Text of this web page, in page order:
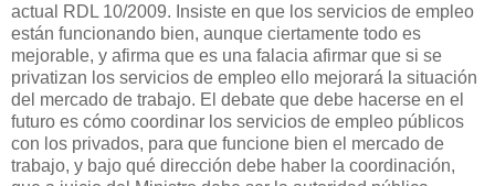
actual RDL 10/2009. Insiste en que los servicios de empleo
están funcionando bien, aunque ciertamente todo es
mejorable, y afirma que es una falacia afirmar que si se
privatizan los servicios de empleo ello mejorará la situación
del mercado de trabajo. El debate que debe hacerse en el
futuro es cómo coordinar los servicios de empleo públicos
con los privados, para que funcione bien el mercado de
trabajo, y bajo qué dirección debe haber la coordinación,